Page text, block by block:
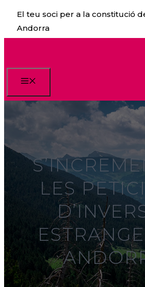
Vés
contingut
El teu soci per a la constitució
Andorra
LES